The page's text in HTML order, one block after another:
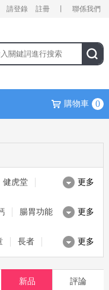
請登錄 註冊 聯係我們
購物車 0
健虎堂
健熙堂
寶源堂
更多
腸胃功能
合保健
更多
長者 更多
新品 評論